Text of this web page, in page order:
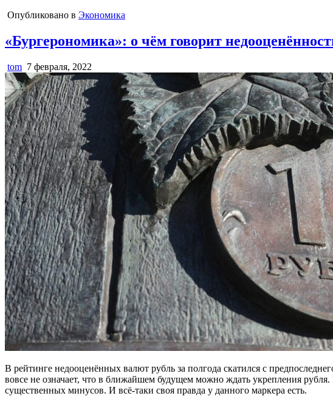
Опубликовано в Экономика
«Бургерономика»: о чём говорит
tom 7 февраля, 2022
В рейтинге недооценённых валют рубль за полгода скатился с
вовсе не означает, что в ближайшем будущем можно ждать укрепления рубля.
существенных минусов. И всё-таки своя правда у данного маркера есть.